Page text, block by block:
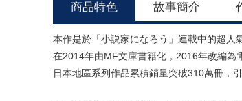
商品特色 故事簡介
本作是於「小説家になろう」連載中的超人
在2014年由MF文庫書籍化，2016年改編為
日本地區系列作品累積銷量突破310萬冊，